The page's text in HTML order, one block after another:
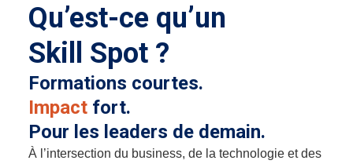
Qu’est-ce qu’un
Skill Spot ?
Formations courtes.
Impact fort.
Pour les leaders de demain.
À l’intersection du business, de la technologie et des